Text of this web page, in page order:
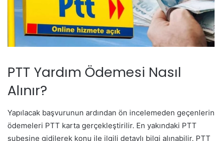
PTT Yardım Ödemesi Nasıl
Alınır?
Yapılacak başvurunun ardından ön incelemeden geçenlerin
ödemeleri PTT karta gerçekleştirilir. En yakındaki PTT
şubesine gidilerek konu ile ilgili detaylı bilgi alınabilir. PTT